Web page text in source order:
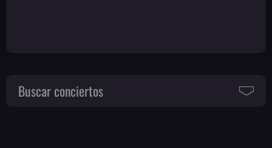
Buscar conciertos